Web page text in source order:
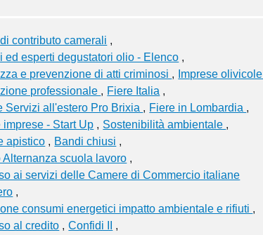
contributo camerali
ed esperti degustatori olio - Elenco
e prevenzione di atti criminosi
Imprese olivicole
professionale
Fiere Italia
Servizi all'estero Pro Brixia
Fiere in Lombardia
imprese - Start Up
Sostenibilità ambientale
apistico
Bandi chiusi
Alternanza scuola lavoro
ai servizi delle Camere di Commercio italiane
consumi energetici impatto ambientale e rifiuti
al credito
Confidi II